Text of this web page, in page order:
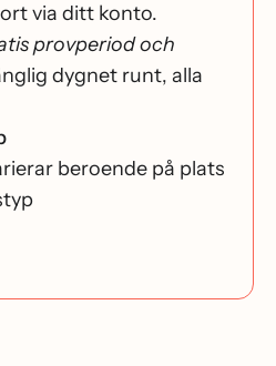
via ditt konto.
provperiod och
dygnet runt, alla
beroende på plats